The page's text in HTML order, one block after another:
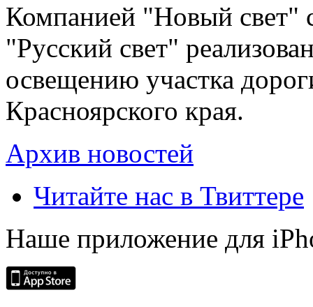
Компанией "Новый свет"
"Русский свет"
освещению участка
Красноярского края.
Архив новостей
Читайте нас в Твиттере
Наше приложение для